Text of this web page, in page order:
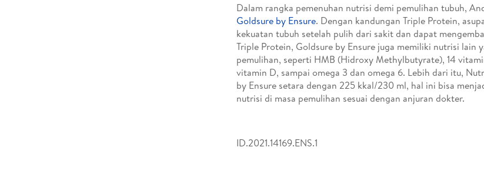
Dalam rangka pemenuhan nutrisi demi pemulihan tubuh,
Goldsure by Ensure. Dengan kandungan Triple Protein,
kekuatan tubuh setelah pulih dari sakit dan dapat
Triple Protein, Goldsure by Ensure juga memiliki nutrisi lain
pemulihan, seperti HMB (Hidroxy Methylbutyrate), 14
vitamin D, sampai omega 3 dan omega 6. Lebih dari itu,
by Ensure setara dengan 225 kkal/230 ml, hal ini bisa
nutrisi di masa pemulihan sesuai dengan anjuran dokter.
ID.2021.14169.ENS.1